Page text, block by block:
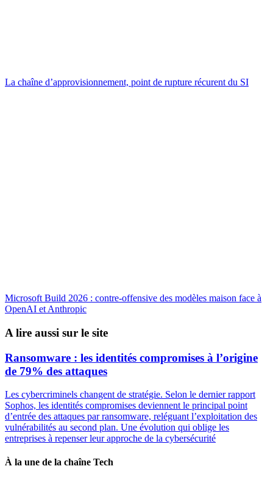
La chaîne d’approvisionnement, point de rupture récurent du SI
Microsoft Build 2026 : contre-offensive des modèles maison face à
OpenAI et Anthropic
A lire aussi sur le site
Ransomware : les identités compromises à l’origine
de 79% des attaques
Les cybercriminels changent de stratégie. Selon le dernier rapport
Sophos, les identités compromises deviennent le principal point
d’entrée des attaques par ransomware, reléguant l’exploitation des
vulnérabilités au second plan. Une évolution qui oblige les
entreprises à repenser leur approche de la cybersécurité
À la une de la chaîne Tech